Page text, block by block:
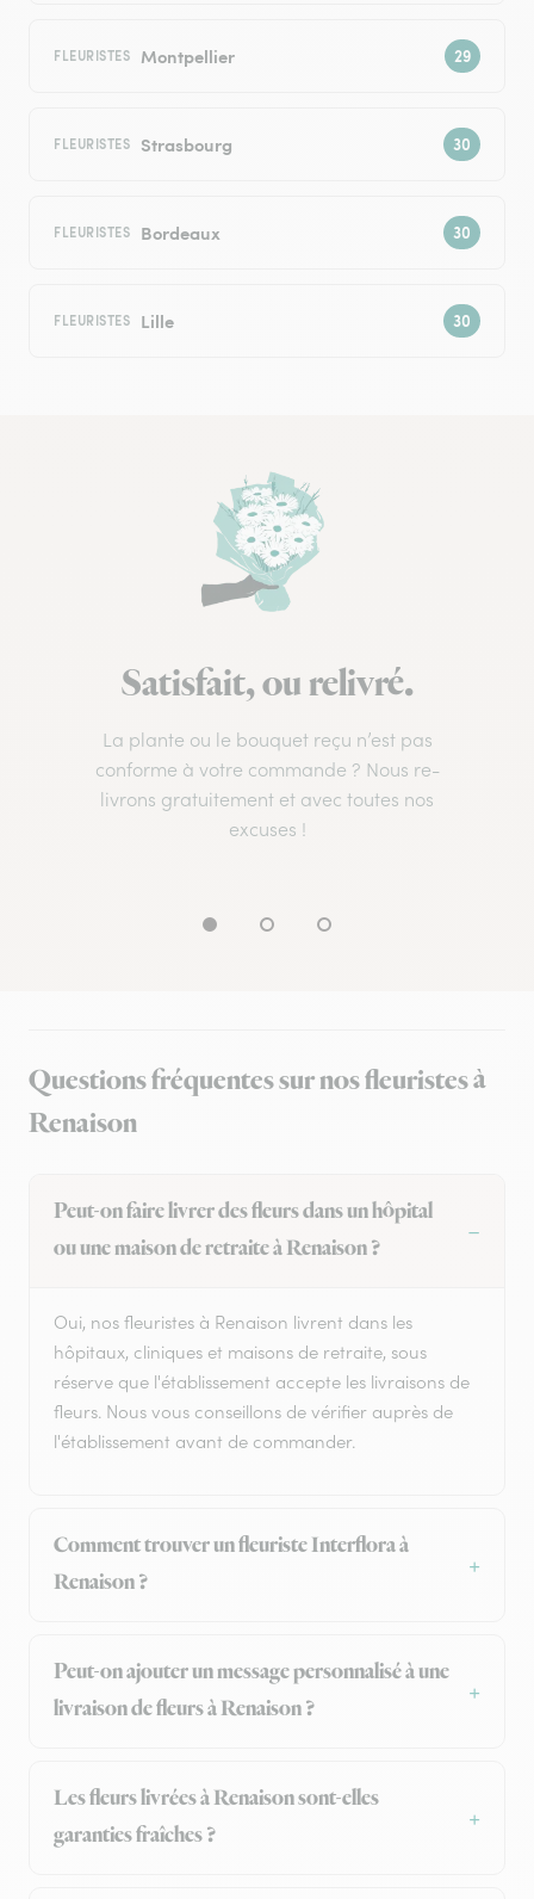
FLEURISTES Montpellier
FLEURISTES Strasbourg
FLEURISTES Bordeaux
FLEURISTES Lille
Satisfait, ou relivré.
La plante ou le bouquet reçu n’est pas
conforme à votre commande ? Nous re-
livrons gratuitement et avec toutes nos
excuses !
Questions fréquentes sur nos fleuristes à
Renaison
Peut-on faire livrer des fleurs dans un hôpital
ou une maison de retraite à Renaison ?
Oui, nos fleuristes à Renaison livrent dans les
hôpitaux, cliniques et maisons de retraite, sous
réserve que l'établissement accepte les livraisons de
fleurs. Nous vous conseillons de vérifier auprès de
l'établissement avant de commander.
Comment trouver un fleuriste Interflora à
Renaison ?
Peut-on ajouter un message personnalisé à une
livraison de fleurs à Renaison ?
Les fleurs livrées à Renaison sont-elles
garanties fraîches ?